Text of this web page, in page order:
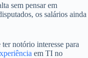
sem pensar em
os salários ainda
notório interesse para
em TI no